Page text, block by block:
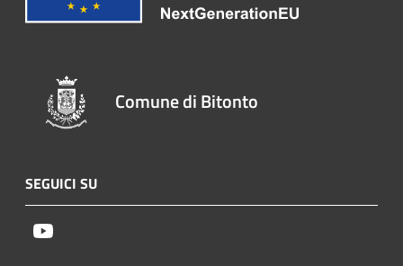
Comune di Bitonto
SEGUICI SU